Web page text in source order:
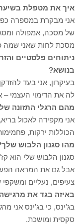
איך את מטפלת
אני מבקרת במספרה
של מסכה, אמפולה
מסכת לחות שאני שמה
ניתוחים פלסטיים
בנושא?
בעיקרון, אני בעד
לה את הדימוי העצמי –
מהם הרגלי התזונה
אני מקפידה לאכול
הכוללות ירקות,
מהו סגנון הלבוש
סגנון הלבוש שלי הוא
אבל גם את המראה
צעיפים, נעליים
באיזה בגד את
בג'ינס, כי בג'ינס אני
סקסית ומושכת.